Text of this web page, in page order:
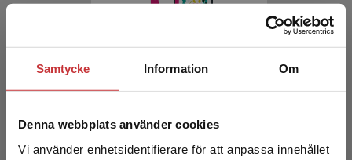
Samtycke Information Om
Denna webbplats använder cookies
Vi använder enhetsidentifierare för att anpassa innehållet
917 krinkl. moms